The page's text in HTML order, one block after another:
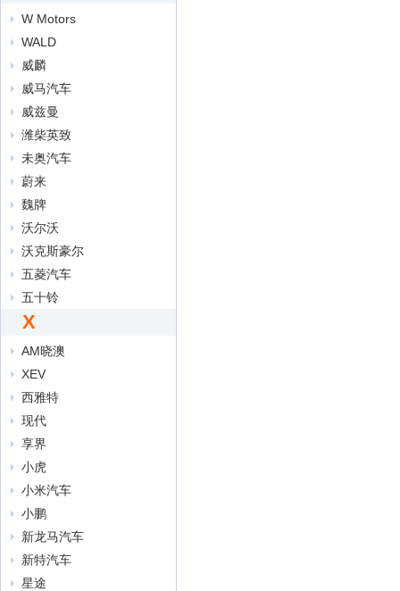
W Motors
WALD
威麟
威马汽车
威兹曼
潍柴英致
未奥汽车
蔚来
魏牌
沃尔沃
沃克斯豪尔
五菱汽车
五十铃
X
AM晓澳
XEV
西雅特
现代
享界
小虎
小米汽车
小鹏
新龙马汽车
新特汽车
星途